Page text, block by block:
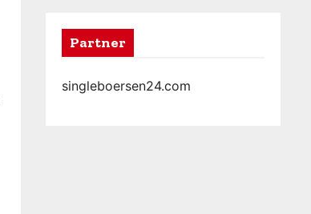
Partner
singleboersen24.com